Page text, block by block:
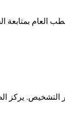
العام بمتابعة
التشخيص. يركز